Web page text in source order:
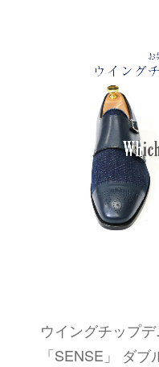
ウイングチップ
「SENSE」 ダ